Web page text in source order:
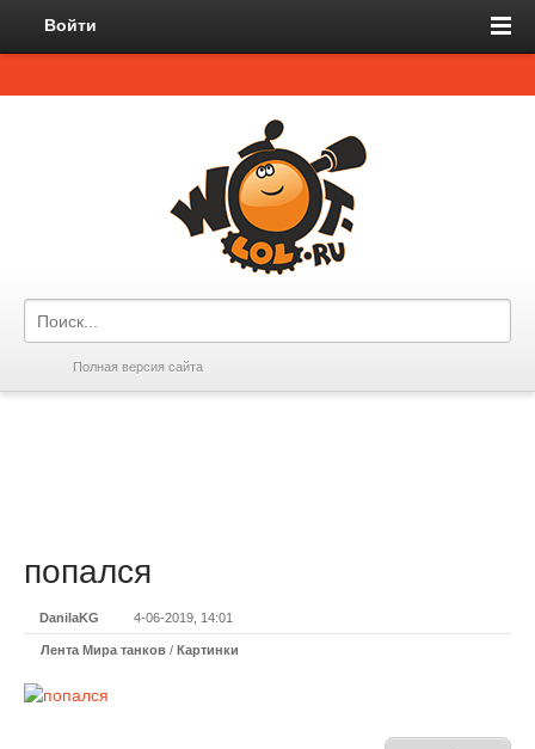
Войти
Полная версия сайта
попался
DanilaKG 4-06-2019, 14:01
Лента Мира танков / Картинки